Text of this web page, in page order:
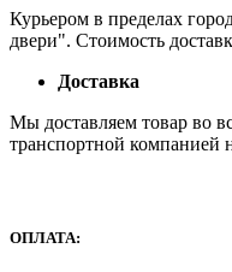
Курьером в пределах
двери". Стоимость
Доставка
Мы доставляем товар во
транспортной компанией
ОПЛАТА: